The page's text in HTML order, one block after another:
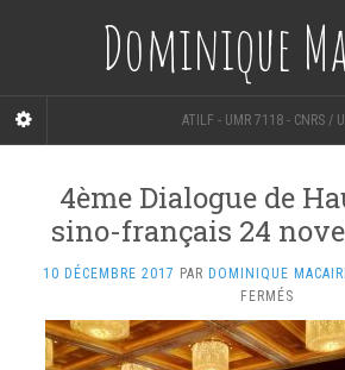
Dominique
ATILF - UMR 7118 - CNRS /
4ème Dialogue de
sino-français 24
10 DÉCEMBRE 2017 PAR DOMINIQUE
FERMÉSSUR
4ÈME
DE